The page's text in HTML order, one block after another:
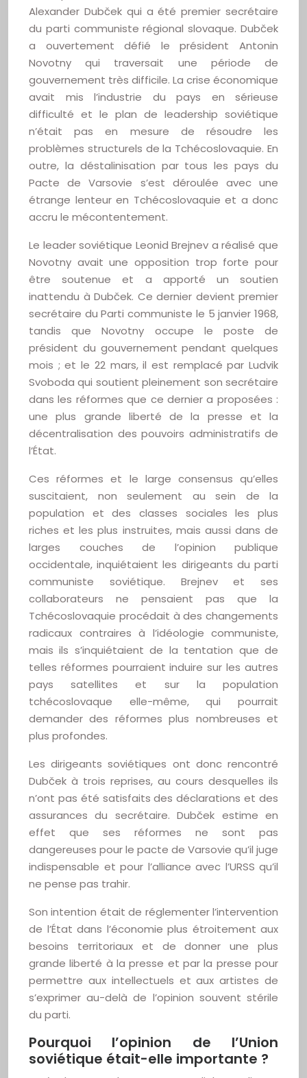
Alexander Dubček qui a été premier secrétaire
du parti communiste régional slovaque. Dubček
a ouvertement défié le président Antonin
Novotny qui traversait une période de
gouvernement très difficile. La crise économique
avait mis l’industrie du pays en sérieuse
difficulté et le plan de leadership soviétique
n’était pas en mesure de résoudre les
problèmes structurels de la Tchécoslovaquie. En
outre, la déstalinisation par tous les pays du
Pacte de Varsovie s’est déroulée avec une
étrange lenteur en Tchécoslovaquie et a donc
accru le mécontentement.
Le leader soviétique Leonid Brejnev a réalisé que
Novotny avait une opposition trop forte pour
être soutenue et a apporté un soutien
inattendu à Dubček. Ce dernier devient premier
secrétaire du Parti communiste le 5 janvier 1968,
tandis que Novotny occupe le poste de
président du gouvernement pendant quelques
mois ; et le 22 mars, il est remplacé par Ludvik
Svoboda qui soutient pleinement son secrétaire
dans les réformes que ce dernier a proposées :
une plus grande liberté de la presse et la
décentralisation des pouvoirs administratifs de
l’État.
Ces réformes et le large consensus qu’elles
suscitaient, non seulement au sein de la
population et des classes sociales les plus
riches et les plus instruites, mais aussi dans de
larges couches de l’opinion publique
occidentale, inquiétaient les dirigeants du parti
communiste soviétique. Brejnev et ses
collaborateurs ne pensaient pas que la
Tchécoslovaquie procédait à des changements
radicaux contraires à l’idéologie communiste,
mais ils s’inquiétaient de la tentation que de
telles réformes pourraient induire sur les autres
pays satellites et sur la population
tchécoslovaque elle-même, qui pourrait
demander des réformes plus nombreuses et
plus profondes.
Les dirigeants soviétiques ont donc rencontré
Dubček à trois reprises, au cours desquelles ils
n’ont pas été satisfaits des déclarations et des
assurances du secrétaire. Dubček estime en
effet que ses réformes ne sont pas
dangereuses pour le pacte de Varsovie qu’il juge
indispensable et pour l’alliance avec l’URSS qu’il
ne pense pas trahir.
Son intention était de réglementer l’intervention
de l’État dans l’économie plus étroitement aux
besoins territoriaux et de donner une plus
grande liberté à la presse et par la presse pour
permettre aux intellectuels et aux artistes de
s’exprimer au-delà de l’opinion souvent stérile
du parti.
Pourquoi l’opinion de l’Union
soviétique était-elle importante ?